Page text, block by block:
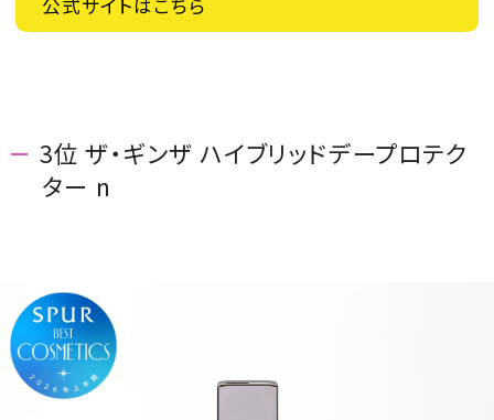
公式サイトはこちら
3位 ザ・ギンザ ハイブリッドデープロテク
ター n